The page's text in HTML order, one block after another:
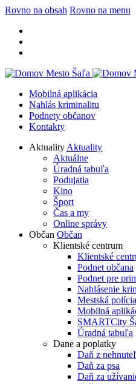
Rovno na obsah Rovno na menu
Mobilná aplikácia
Nahlás kriminalitu
Podnety občanov
Kontakty
Aktuality Aktuality
Aktuálne
Úradná tabuľa
Podujatia
Kino
Šport
Čas a my
Online správy
Občan Občan
Klientské centrum
Klientské
Podnet občana
Podnet pre
Nahlásenie
Mestská polícia
Mobilná
SMARTCity
Úradná tabuľa
Dane a poplatky
Daň z
Daň za psa
Daň za